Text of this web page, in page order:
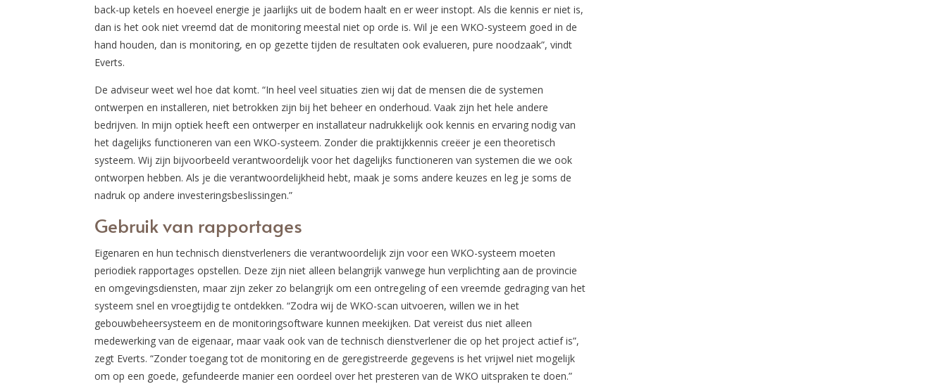
back-up ketels en hoeveel energie je jaarlijks uit de bodem haalt en er weer instopt. Als die kennis er niet is,
dan is het ook niet vreemd dat de monitoring meestal niet op orde is. Wil je een WKO-systeem goed in de
hand houden, dan is monitoring, en op gezette tijden de resultaten ook evalueren, pure noodzaak”, vindt
Everts.
De adviseur weet wel hoe dat komt. “In heel veel situaties zien wij dat de mensen die de systemen
ontwerpen en installeren, niet betrokken zijn bij het beheer en onderhoud. Vaak zijn het hele andere
bedrijven. In mijn optiek heeft een ontwerper en installateur nadrukkelijk ook kennis en ervaring nodig van
het dagelijks functioneren van een WKO-systeem. Zonder die praktijkkennis creëer je een theoretisch
systeem. Wij zijn bijvoorbeeld verantwoordelijk voor het dagelijks functioneren van systemen die we ook
ontworpen hebben. Als je die verantwoordelijkheid hebt, maak je soms andere keuzes en leg je soms de
nadruk op andere investeringsbeslissingen.”
Gebruik van rapportages
Eigenaren en hun technisch dienstverleners die verantwoordelijk zijn voor een WKO-systeem moeten
periodiek rapportages opstellen. Deze zijn niet alleen belangrijk vanwege hun verplichting aan de provincie
en omgevingsdiensten, maar zijn zeker zo belangrijk om een ontregeling of een vreemde gedraging van het
systeem snel en vroegtijdig te ontdekken. “Zodra wij de WKO-scan uitvoeren, willen we in het
gebouwbeheersysteem en de monitoringsoftware kunnen meekijken. Dat vereist dus niet alleen
medewerking van de eigenaar, maar vaak ook van de technisch dienstverlener die op het project actief is”,
zegt Everts. “Zonder toegang tot de monitoring en de geregistreerde gegevens is het vrijwel niet mogelijk
om op een goede, gefundeerde manier een oordeel over het presteren van de WKO uitspraken te doen.”